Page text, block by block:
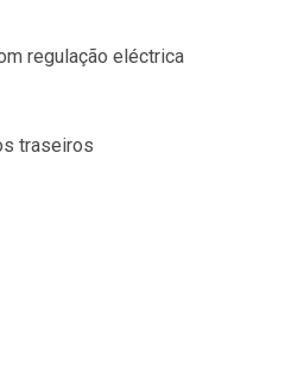
regulação eléctrica
traseiros